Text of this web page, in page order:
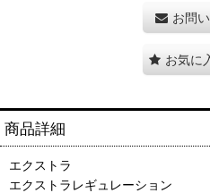
お問
お気に
商品詳細
エクストラ
エクストラレギュレーション